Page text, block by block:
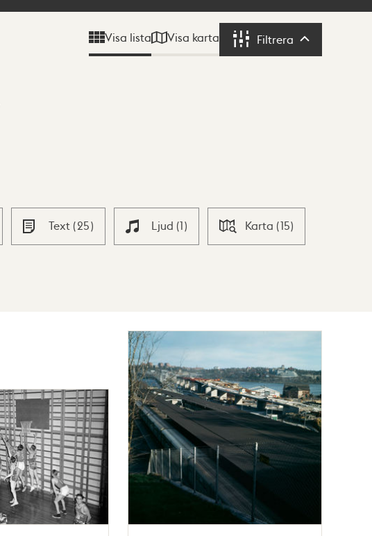
Visa lista Visa karta Filtrera Filtrera
Text (25) Ljud (1) Karta (15)